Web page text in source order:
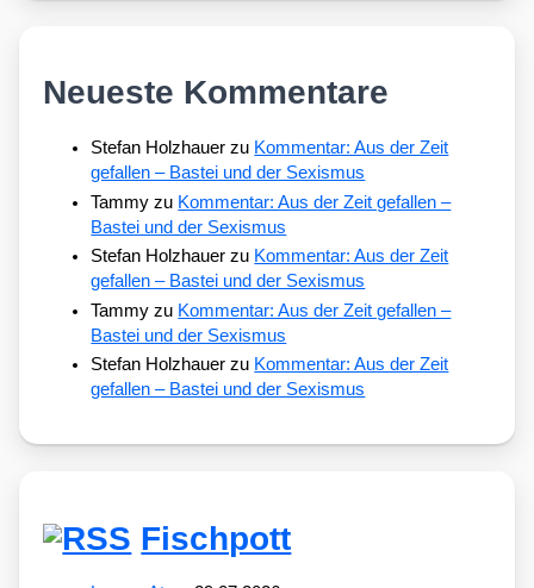
Neueste Kommentare
Stefan Holzhauer zu Kommentar: Aus der Zeit
gefallen – Bastei und der Sexismus
Tammy zu Kommentar: Aus der Zeit gefallen –
Bastei und der Sexismus
Stefan Holzhauer zu Kommentar: Aus der Zeit
gefallen – Bastei und der Sexismus
Tammy zu Kommentar: Aus der Zeit gefallen –
Bastei und der Sexismus
Stefan Holzhauer zu Kommentar: Aus der Zeit
gefallen – Bastei und der Sexismus
Fischpott